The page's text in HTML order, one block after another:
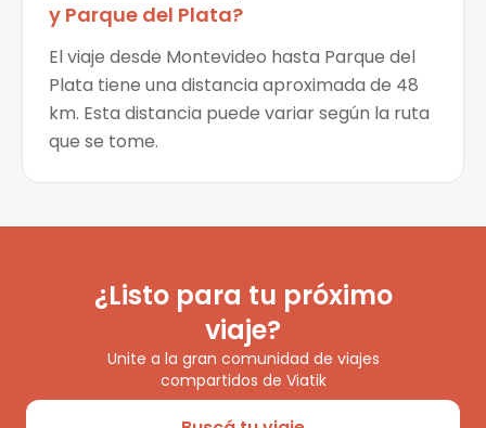
y Parque del Plata?
El viaje desde Montevideo hasta Parque del
Plata tiene una distancia aproximada de 48
km. Esta distancia puede variar según la ruta
que se tome.
¿Listo para tu próximo
viaje?
Unite a la gran comunidad de viajes
compartidos de Viatik